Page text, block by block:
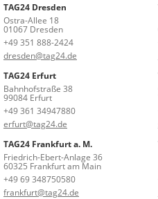
TAG24 Dresden
Ostra-Allee 18
01067 Dresden
+49 351 888-2424
dresden@tag24.de
TAG24 Erfurt
Bahnhofstraße 38
99084 Erfurt
+49 361 34947880
erfurt@tag24.de
TAG24 Frankfurt a. M.
Friedrich-Ebert-Anlage 36
60325 Frankfurt am Main
+49 69 348750580
frankfurt@tag24.de